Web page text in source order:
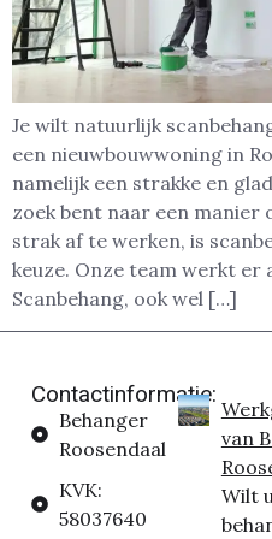
Je wilt natuurlijk
een nieuwbouwwoning in
namelijk een strakke en
zoek bent naar een manier
strak af te werken, is
keuze. Onze team werkt er
Scanbehang, ook wel […]
Contactinformatie:
Behanger
Roosendaal
KVK:
58037640
van
Wilt